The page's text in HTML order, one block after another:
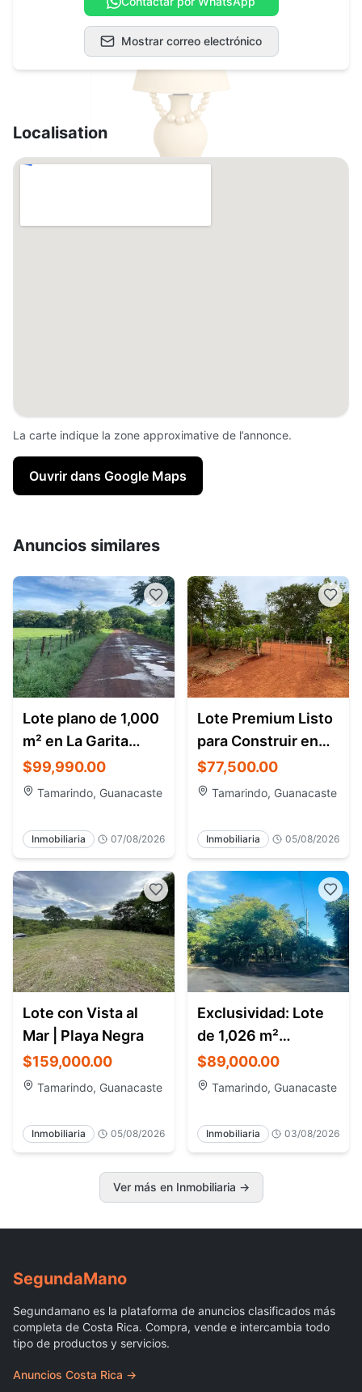
Mostrar correo electrónico
Localisation
La carte indique la zone approximative de l’annonce.
Ouvrir dans Google Maps
Anuncios similares
Lote plano de 1,000
m² en La Garita
Nueva
$99,990.00
Tamarindo, Guanacaste
Inmobiliaria 07/08/2026
Lote Premium Listo
para Construir en
Pinilla
$77,500.00
Tamarindo, Guanacaste
Inmobiliaria 05/08/2026
Lote con Vista al
Mar | Playa Negra
$159,000.00
Tamarindo, Guanacaste
Inmobiliaria 05/08/2026
Exclusividad: Lote
de 1,026 m²
comercial y
residencial.
$89,000.00
Tamarindo, Guanacaste
Inmobiliaria 03/08/2026
Ver más en Inmobiliaria →
SegundaMano
Segundamano es la plataforma de anuncios clasificados más
completa de Costa Rica. Compra, vende e intercambia todo
tipo de productos y servicios.
Anuncios Costa Rica →